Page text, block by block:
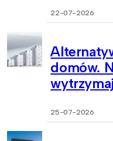
22-07-2026
domów.
25-07-2026